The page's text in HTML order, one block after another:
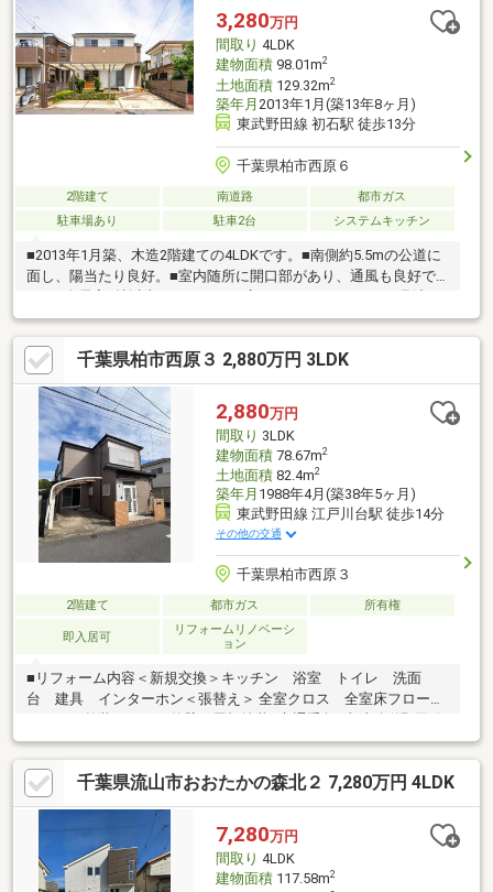
内・物件パンフレットのご請求はお気軽にどうぞ※お電話の場
合：TEL:03-6274-6551※メールの場合：【資料請求】又は【見学
予約】ボタンをクリックでお問い合わせ
3,280万円
間取り 4LDK
建物面積98.01m2
土地面積129.32m2
築年月 2013年1月(築13年8ヶ月)
東武野田線 初石駅 徒歩13分
千葉県柏市西原６
2階建て 南道路
都市ガス
駐車場あり
駐車2台 システムキッチン
■2013年1月築、木造2階建ての4LDKです。■南側約5.5mの公道に
面し、陽当たり良好。■室内随所に開口部があり、通風も良好で
る対面式です。■トイレは各階にございます。■各洋室は振り分け
タイプ。■キッチン内の床下収納など、収納豊富な間取りです。■
南側にテラス・お庭スペース有り。■2026年2月リフォーム実施
(LD部分のクロス貼替・ハウスクリーニング)。■車2台駐車可能な
カースペース付き(車種による)。■第一種低層住居専用地域内の閑
静な住宅街に位置しています。■東武野田線「初石」駅まで徒歩
13分の立地です。
千葉県柏市西原３ 2,880万円 3LDK
2,880万円
間取り 3LDK
建物面積78.67m2
土地面積82.4m2
築年月 1988年4月(築38年5ヶ月)
東武野田線 江戸川台駅 徒歩14分
その他の交通
千葉県柏市西原３
2階建て 都市ガス 所有権
即入居可
リフォームリノベーシ
ョン
■リフォーム内容＜新規交換＞キッチン 浴室 トイレ 洗面
台 建具 インターホン＜張替え＞ 全室クロス 全室床フローリ
江戸川台駅 徒歩14分2東武鉄道野田線 初石駅 徒歩22分■周辺環境
1.コンビニ ファミリーマート西原三丁目店まで450m 徒歩6分2.ス
ーパーヨークマート江戸川台店まで700m 徒歩9分3.小学校 柏市立
西原小学校まで700m 徒歩9分☆ご興味ございましたら、ぜひ一度
お問い合わせくださいませ♪
千葉県流山市おおたかの森北２ 7,280万円 4LDK
7,280万円
間取り 4LDK
建物面積117.58m2